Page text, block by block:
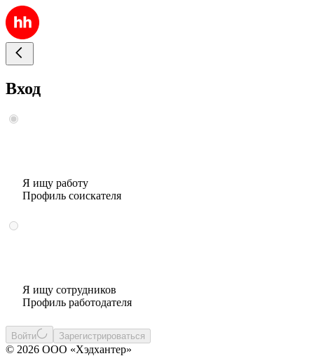
Вход
Я ищу работу
Профиль соискателя
Я ищу сотрудников
Профиль работодателя
Войти Зарегистрироваться
© 2026 ООО «Хэдхантер»